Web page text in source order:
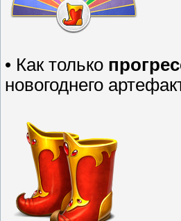
• Как только
новогоднего